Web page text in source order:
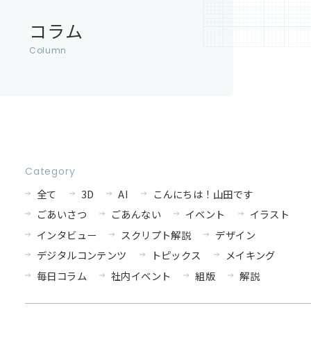
コラム
Column
Category
全て 3D AI
こんにちは！山田です
ごあいさつ
ごあんない イベント
イラスト
インタビュー
スクリプト解説
デザイン
デジタルコンテンツ
トピックス
メイキング
毎日コラム
社内イベント 組版 解説